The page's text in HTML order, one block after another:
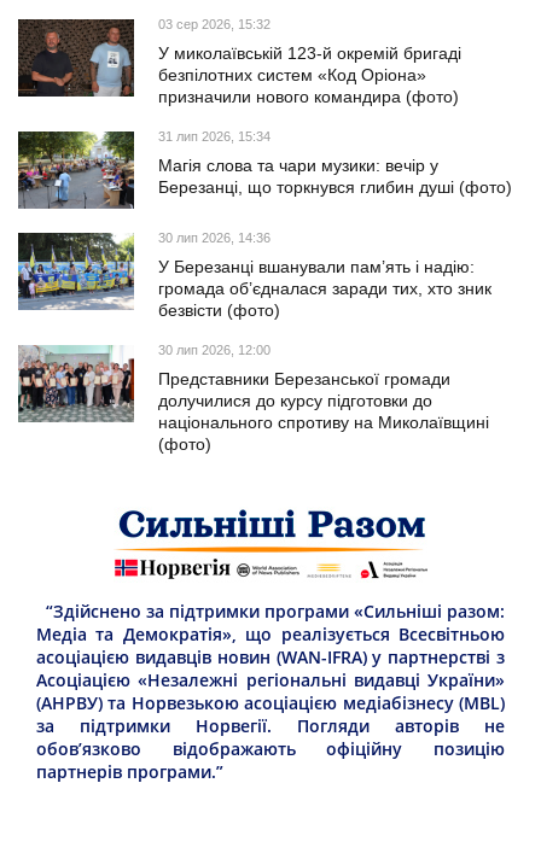
03 сер 2026, 15:32
У миколаївській 123-й окремій бригаді
безпілотних систем «Код Оріона»
призначили нового командира (фото)
31 лип 2026, 15:34
Магія слова та чари музики: вечір у
Березанці, що торкнувся глибин душі (фото)
30 лип 2026, 14:36
У Березанці вшанували пам’ять і надію:
громада об’єдналася заради тих, хто зник
безвісти (фото)
30 лип 2026, 12:00
Представники Березанської громади
долучилися до курсу підготовки до
національного спротиву на Миколаївщині
(фото)
“Здійснено за підтримки програми «Сильніші разом:
Медіа та Демократія», що реалізується Всесвітньою
асоціацією видавців новин (WAN-IFRA) у партнерстві з
Асоціацією «Незалежні регіональні видавці України»
(АНРВУ) та Норвезькою асоціацією медіабізнесу (MBL)
за підтримки Норвегії. Погляди авторів не
обов’язково відображають офіційну позицію
партнерів програми.”